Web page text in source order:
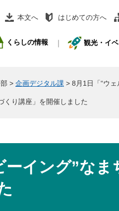
本文へ はじめての方へ
くらしの情報 観光・イ
> 企画デジタル課 > 8月1日「“ウ
くり講座」を開催しました
ーイング”なま